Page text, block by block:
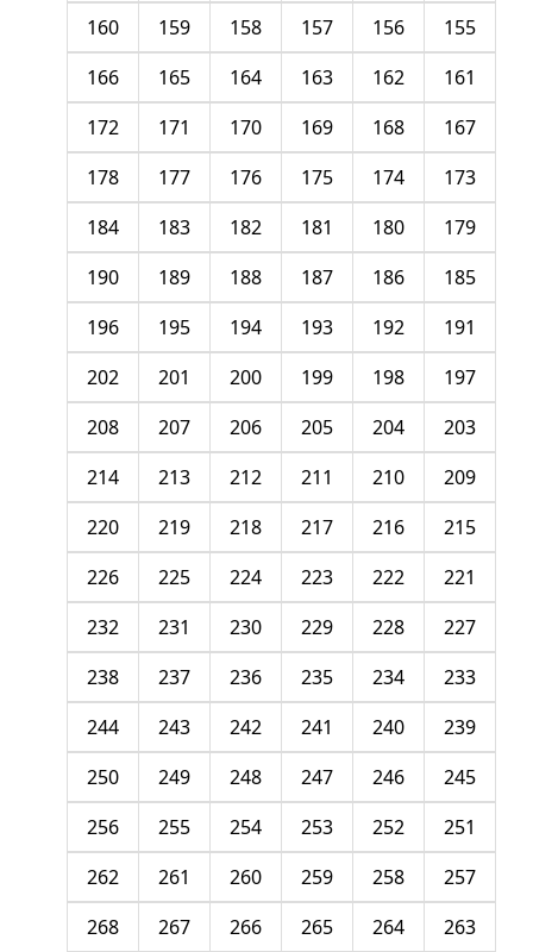
155
156
157
158
159
160
161
162
163
164
165
166
167
168
169
170
171
172
173
174
175
176
177
178
179
180
181
182
183
184
185
186
187
188
189
190
191
192
193
194
195
196
197
198
199
200
201
202
203
204
205
206
207
208
209
210
211
212
213
214
215
216
217
218
219
220
221
222
223
224
225
226
227
228
229
230
231
232
233
234
235
236
237
238
239
240
241
242
243
244
245
246
247
248
249
250
251
252
253
254
255
256
257
258
259
260
261
262
263
264
265
266
267
268